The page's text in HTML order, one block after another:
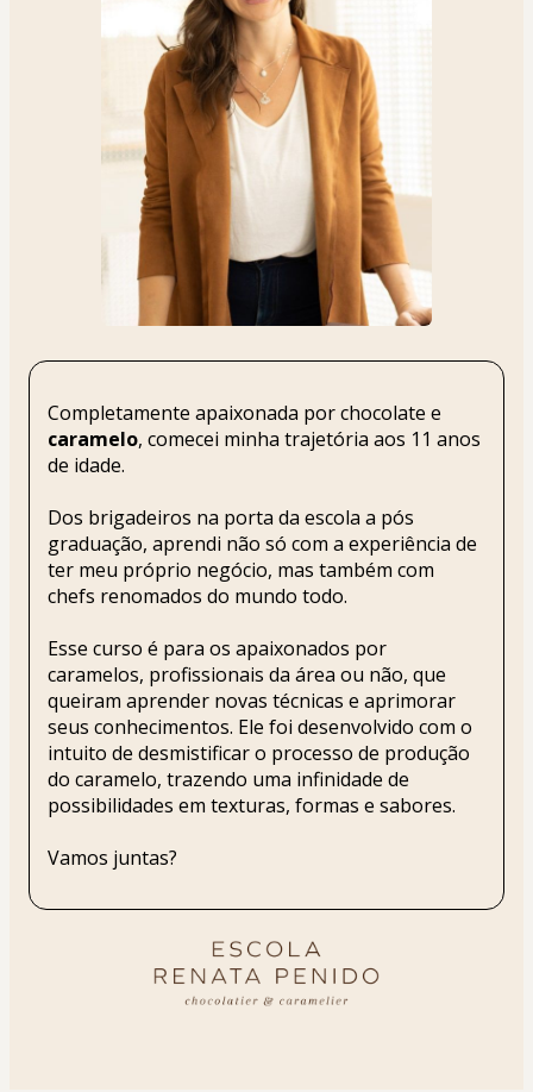
caramelo, comecei minha trajetória aos 11 anos
de idade.
Dos brigadeiros na porta da escola a pós
graduação, aprendi não só com a experiência de
ter meu próprio negócio, mas também com
chefs renomados do mundo todo.
Esse curso é para os apaixonados por
caramelos, profissionais da área ou não, que
queiram aprender novas técnicas e aprimorar
seus conhecimentos. Ele foi desenvolvido com o
intuito de desmistificar o processo de produção
do caramelo, trazendo uma infinidade de
possibilidades em texturas, formas e sabores.
Vamos juntas?